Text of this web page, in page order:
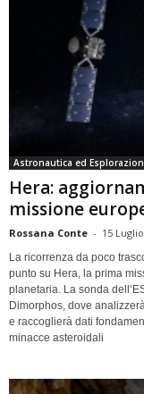
Astronautica ed
Hera:
missione
Rossana Conte - 15
La ricorrenza da poco
punto su Hera, la prima
planetaria. La sonda
Dimorphos, dove
e raccoglierà dati
minacce asteroidali